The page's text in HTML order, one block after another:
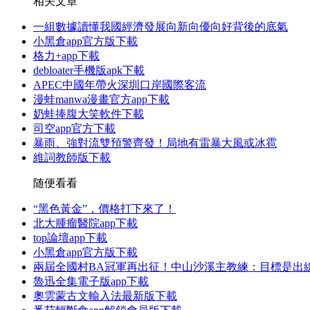
一組數據讀懂我國經濟發展向新向優向好背後的底氣
小黑倉app官方版下載
格力+app下載
debloater手機版apk下載
APEC中國年帶火深圳口岸國際客流
漫蛙manwa漫畫官方app下載
奶蛙捧腹大笑軟件下載
司空app官方下載
暴雨、強對流雙預警齊發！局地有雷暴大風或冰雹
維詞教師版下載
随便看看
“黑色黃金”，價格打下來了！
北大腫瘤醫院app下載
top論壇app下載
小黑倉app官方版下載
兩屆全國村BA冠軍再出征！中山沙溪主教練：目標是出
魯迅全集電子版app下載
奧雲蒙古文輸入法最新版下載